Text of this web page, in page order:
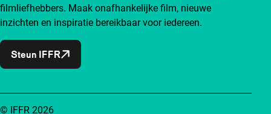
filmliefhebbers. Maak onafhankelijke film, nieuwe
inzichten en inspiratie bereikbaar voor iedereen.
Steun IFFR
© IFFR 2026